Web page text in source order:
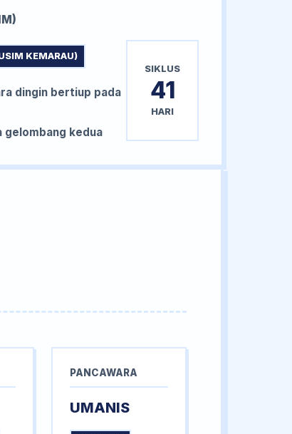
KEMARAU)
dingin bertiup pada
gelombang kedua
SIKLUS
41
HARI
PANCAWARA
UMANIS